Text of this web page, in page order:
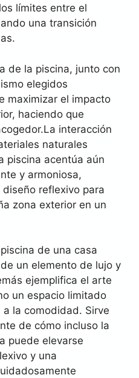
límites entre el
una transición
de la piscina, junto con
elegidos
maximizar el impacto
haciendo que
interacción
naturales
piscina acentúa aún
y armoniosa,
reflexivo para
zona exterior en un
de una casa
un elemento de lujo y
ejemplifica el arte
un espacio limitado
la comodidad. Sirve
de cómo incluso la
puede elevarse
y una